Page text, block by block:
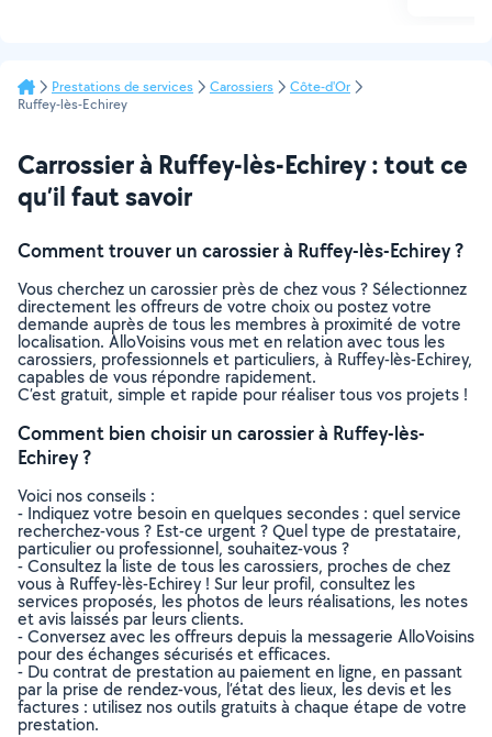
Prestations de services Carossiers
Côte-d'Or
Ruffey-lès-Echirey
Carrossier à Ruffey-lès-Echirey : tout ce
qu’il faut savoir
Comment trouver un carossier à Ruffey-lès-Echirey ?
Vous cherchez un carossier près de chez vous ? Sélectionnez
directement les offreurs de votre choix ou postez votre
demande auprès de tous les membres à proximité de votre
localisation. AlloVoisins vous met en relation avec tous les
carossiers, professionnels et particuliers, à Ruffey-lès-Echirey,
capables de vous répondre rapidement.
C’est gratuit, simple et rapide pour réaliser tous vos projets !
Comment bien choisir un carossier à Ruffey-lès-
Echirey ?
Voici nos conseils :
- Indiquez votre besoin en quelques secondes : quel service
recherchez-vous ? Est-ce urgent ? Quel type de prestataire,
particulier ou professionnel, souhaitez-vous ?
- Consultez la liste de tous les carossiers, proches de chez
vous à Ruffey-lès-Echirey ! Sur leur profil, consultez les
services proposés, les photos de leurs réalisations, les notes
et avis laissés par leurs clients.
- Conversez avec les offreurs depuis la messagerie AlloVoisins
pour des échanges sécurisés et efficaces.
- Du contrat de prestation au paiement en ligne, en passant
par la prise de rendez-vous, l’état des lieux, les devis et les
factures : utilisez nos outils gratuits à chaque étape de votre
prestation.